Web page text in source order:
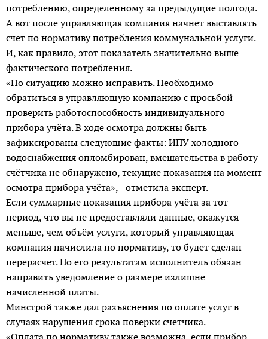
потреблению, определённому за предыдущие полгода.
А вот после управляющая компания начнёт выставлять
счёт по нормативу потребления коммунальной услуги.
И, как правило, этот показатель значительно выше
фактического потреб­ления.
«Но ситуацию можно исправить. Необходимо
обратиться в управляющую компанию с просьбой
проверить работоспособность индивидуального
прибора учёта. В ходе осмотра должны быть
зафиксированы следующие факты: ИПУ холодного
водоснабжения опломбирован, вмешательства в работу
счётчика не обнаружено, текущие показания на момент
осмотра прибора учёта», - отметила эксперт.
Если суммарные показания прибора учёта за тот
период, что вы не предоставляли данные, окажутся
меньше, чем объём услуги, который управляющая
компания начислила по нормативу, то будет сделан
перерасчёт. По его результатам исполнитель обязан
направить уведомление о размере излишне
начисленной платы.
Минстрой также дал разъяснения по оплате услуг в
случаях нарушения срока поверки счётчика.